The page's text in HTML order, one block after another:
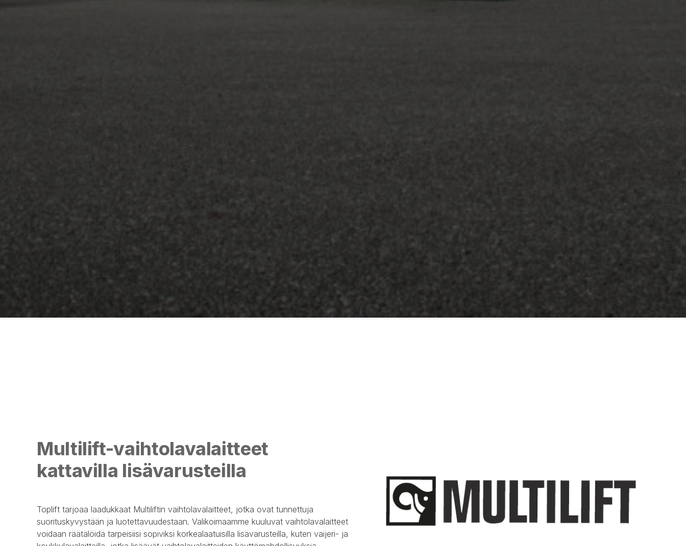
Multilift-vaihtolavalaitteet
kattavilla lisävarusteilla
Toplift tarjoaa laadukkaat Multiliftin vaihtolavalaitteet, jotka ovat tunnettuja
suorituskyvystään ja luotettavuudestaan. Valikoimaamme kuuluvat vaihtolavalaitteet
voidaan räätälöidä tarpeisiisi sopiviksi korkealaatuisilla lisävarusteilla, kuten vaijeri- ja